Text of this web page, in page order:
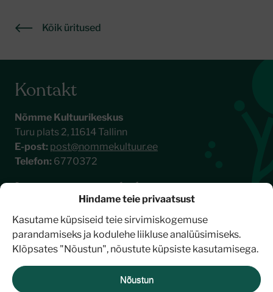
Hindame teie privaatsust
Kasutame küpsiseid teie sirvimiskogemuse
parandamiseks ja kodulehe liikluse analüüsimiseks.
Klõpsates "Nõustun", nõustute küpsiste kasutamisega.
Nõustun
Kõik üritused
Kontakt
Nõmme Kultuurikeskus
Turu plats 2, 11614 Tallinn
E-post: post@nommekultuur.ee
Telefon: 6770372
Liitu meie uudiskirjaga